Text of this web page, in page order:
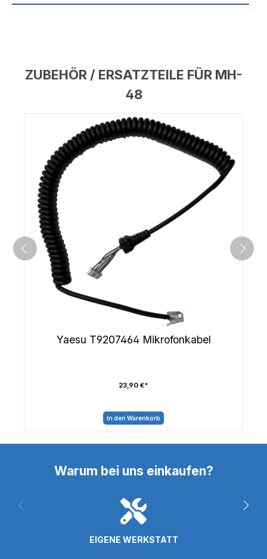
ZUBEHÖR / ERSATZTEILE FÜR MH-
48
Yaesu T9207464 Mikrofonkabel
23,90 €*
In den Warenkorb
Warum bei uns einkaufen?
EIGENE WERKSTATT